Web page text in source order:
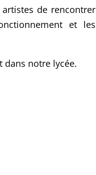
de rencontrer
et les
dans notre lycée.